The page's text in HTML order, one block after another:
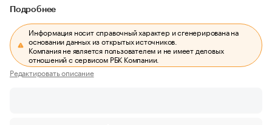
Подробнее
Информация носит справочный характер и сгенерирована на
основании данных из открытых источников.
Компания не является пользователем и не имеет деловых
отношений с сервисом РБК Компании.
Редактировать описание